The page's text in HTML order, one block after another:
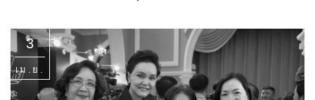
3
เม.ย.